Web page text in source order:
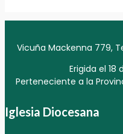
Vicuña Mackenna 779,
Erigida el 18
Perteneciente a la
Iglesia Diocesana